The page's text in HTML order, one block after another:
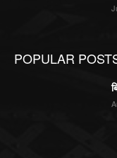
POPULAR